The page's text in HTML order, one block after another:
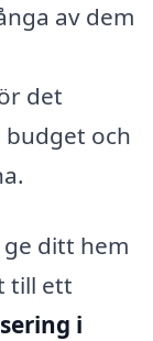
av dem
det
och
ditt hem
till ett
i